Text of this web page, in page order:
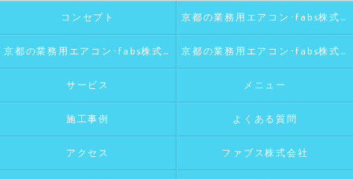
コンセプト 京都の業務用エアコン･fabs株式会社の口コミ情報
京都の業務用エアコン･fabs株式会社の評判 京都の業務用エアコン･fabs株式会社のお客様の声
サービス メニュー
施工事例 よくある質問
アクセス ファブス株式会社